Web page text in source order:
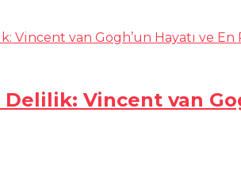
Delilik: Vincent van